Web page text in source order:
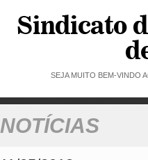
SEJA MUITO BEM-
NOTÍCIAS